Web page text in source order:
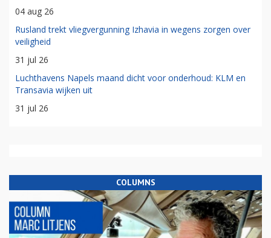
04 aug 26
Rusland trekt vliegvergunning Izhavia in wegens zorgen over
veiligheid
31 jul 26
Luchthavens Napels maand dicht voor onderhoud: KLM en
Transavia wijken uit
31 jul 26
COLUMNS